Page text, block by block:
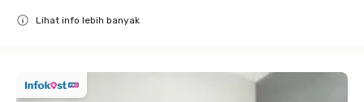
Lihat info lebih banyak